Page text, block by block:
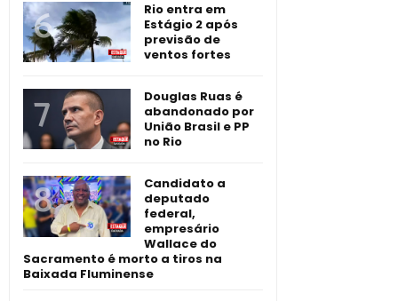
Rio entra em
Estágio 2 após
previsão de
ventos fortes
Douglas Ruas é
abandonado por
União Brasil e PP
no Rio
Candidato a
deputado
federal,
empresário
Wallace do
Sacramento é morto a tiros na
Baixada Fluminense